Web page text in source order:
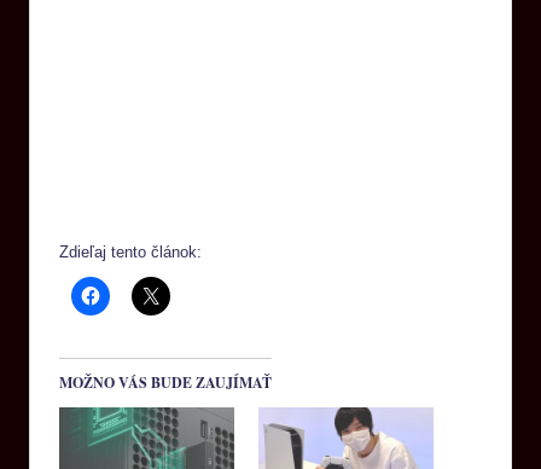
Zdieľaj tento článok:
MOŽNO VÁS BUDE ZAUJÍMAŤ